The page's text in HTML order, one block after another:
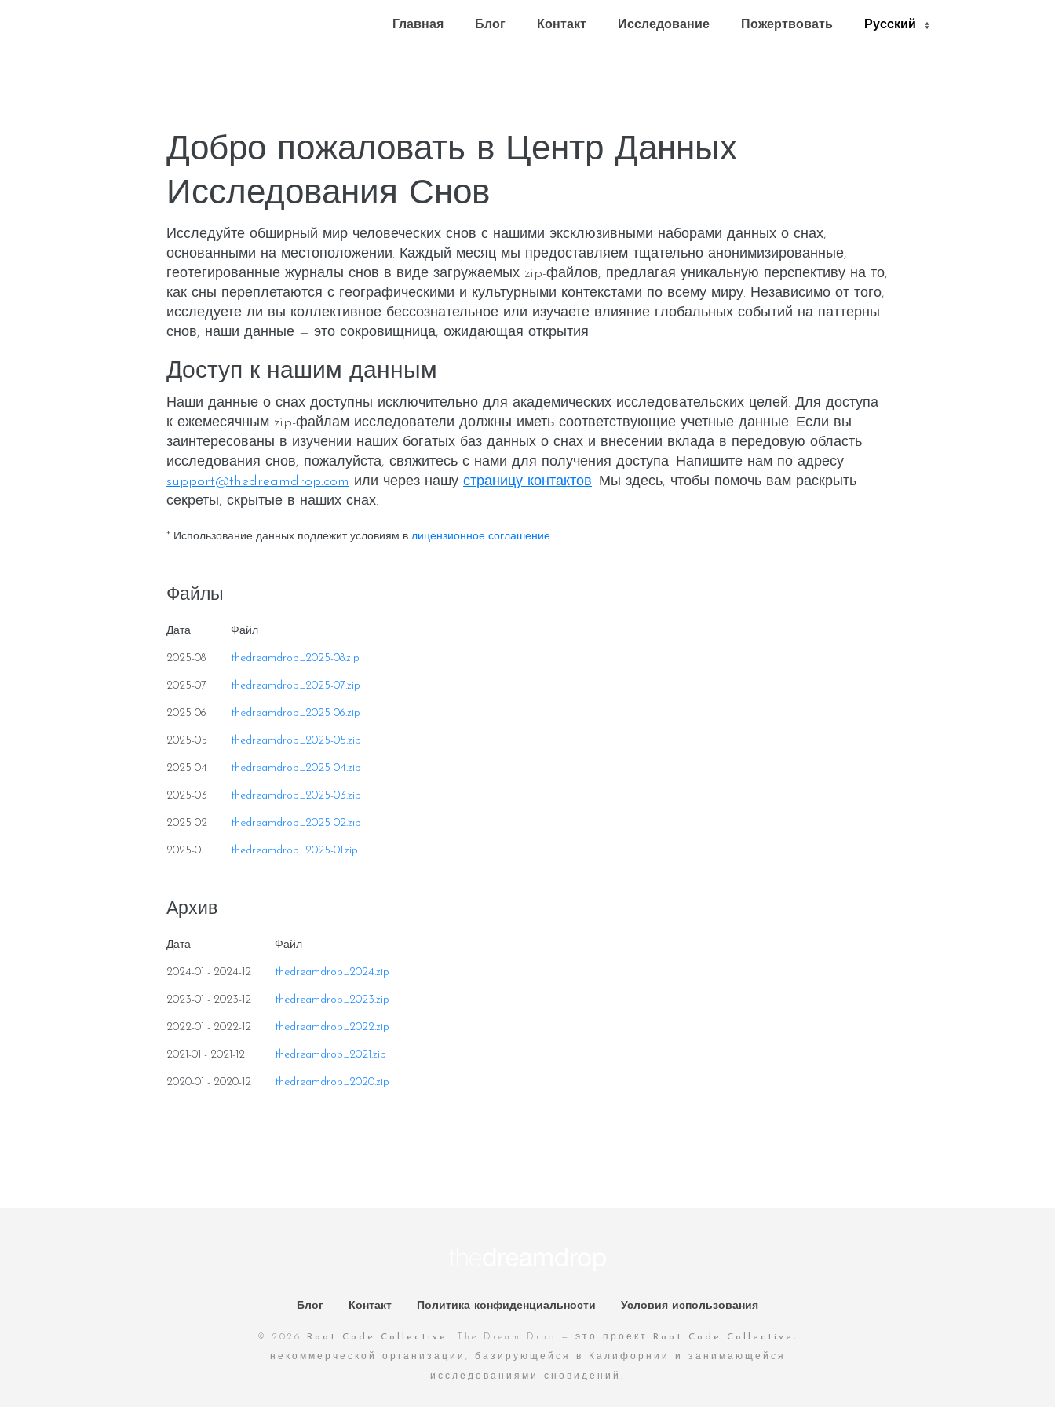
Главная Блог Контакт Исследование Пожертвовать
Добро пожаловать в Центр Данных
Исследования Снов
Исследуйте обширный мир человеческих снов с нашими эксклюзивными наборами данных о снах,
основанными на местоположении. Каждый месяц мы предоставляем тщательно анонимизированные,
геотегированные журналы снов в виде загружаемых zip-файлов, предлагая уникальную перспективу на то,
как сны переплетаются с географическими и культурными контекстами по всему миру. Независимо от того,
исследуете ли вы коллективное бессознательное или изучаете влияние глобальных событий на паттерны
снов, наши данные — это сокровищница, ожидающая открытия.
Доступ к нашим данным
Наши данные о снах доступны исключительно для академических исследовательских целей. Для доступа
к ежемесячным zip-файлам исследователи должны иметь соответствующие учетные данные. Если вы
заинтересованы в изучении наших богатых баз данных о снах и внесении вклада в передовую область
исследования снов, пожалуйста, свяжитесь с нами для получения доступа. Напишите нам по адресу
support@thedreamdrop.com или через нашу страницу контактов. Мы здесь, чтобы помочь вам раскрыть
секреты, скрытые в наших снах.
* Использование данных подлежит условиям в лицензионное соглашение
Файлы
Дата Файл
2025-08 thedreamdrop_2025-08.zip
2025-07 thedreamdrop_2025-07.zip
2025-06 thedreamdrop_2025-06.zip
2025-05 thedreamdrop_2025-05.zip
2025-04 thedreamdrop_2025-04.zip
2025-03 thedreamdrop_2025-03.zip
2025-02 thedreamdrop_2025-02.zip
2025-01 thedreamdrop_2025-01.zip
Архив
Дата Файл
2024-01 - 2024-12 thedreamdrop_2024.zip
2023-01 - 2023-12 thedreamdrop_2023.zip
2022-01 - 2022-12 thedreamdrop_2022.zip
2021-01 - 2021-12 thedreamdrop_2021.zip
2020-01 - 2020-12 thedreamdrop_2020.zip
Блог Контакт Политика конфиденциальности Условия использования
© 2026 Root Code Collective . The Dream Drop — это проект Root Code Collective ,
некоммерческой организации, базирующейся в Калифорнии и занимающейся
исследованиями сновидений.